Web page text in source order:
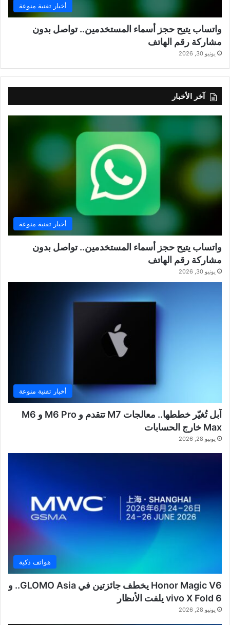
أخبار تقنية منوعة
واتساب يتيح حجز أسماء المستخدمين.. تواصل بدون
مشاركة رقم الهاتف
يونيو 30, 2026
آخر الأخبار
أخبار تقنية منوعة
واتساب يتيح حجز أسماء المستخدمين.. تواصل بدون
مشاركة رقم الهاتف
يونيو 30, 2026
أخبار تقنية منوعة
آبل تُغيّر خططها.. معالجات M7 تتقدم و M6 Pro و M6
Max خارج الحسابات
يونيو 28, 2026
هواتف ذكية
Honor Magic V6 يخطف جائزتين في GLOMO Asia.. و
vivo X Fold 6 يلفت الأنظار
يونيو 28, 2026